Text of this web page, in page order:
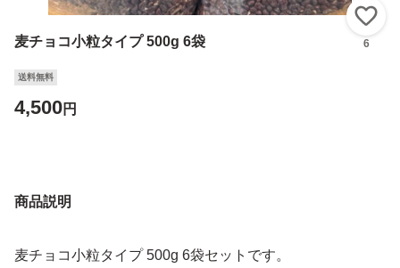
麦チョコ小粒タイプ 500g 6袋 6
送料無料
4,500円
商品説明
麦チョコ小粒タイプ 500g 6袋セットです。